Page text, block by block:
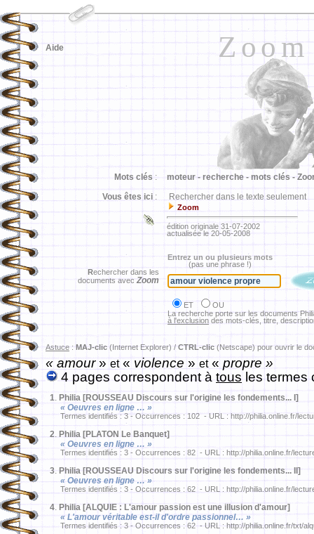
Zoom
Aide
Mots clés : moteur - recherche - mots clés -
Vous êtes ici : Rechercher dans le texte seulement
Zoom
édition originale 31-07-2002
actualisée le 20-05-2008
Rechercher dans les
documents avec Zoom
Entrez un ou plusieurs mots
(pas une phrase !)
ET
OU
La recherche porte sur les documents
à l'exclusion des mots-clés, titre,
Astuce : MAJ-clic (Internet Explorer) / CTRL-clic (Netscape) pour ouvrir le
« amour» et« violence » et« propre »
4 pages correspondent à tous les termes
1. Philia [ROUSSEAU Discours sur l'origine les fondements... I]
« Oeuvres en ligne … »
Termes identifiés : 3 - Occurrences : 102 - URL : http://philia.online.fr/
2. Philia [PLATON Le Banquet]
« Oeuvres en ligne … »
Termes identifiés : 3 - Occurrences : 82 - URL : http://philia.online.fr/
3. Philia [ROUSSEAU Discours sur l'origine les fondements... II]
« Oeuvres en ligne … »
Termes identifiés : 3 - Occurrences : 62 - URL : http://philia.online.fr/
4. Philia [ALQUIE : L'amour passion est une illusion d'amour]
« L'amour véritable est-il d'ordre passionnel… »
Termes identifiés : 3 - Occurrences : 62 - URL : http://philia.online.fr/txt/